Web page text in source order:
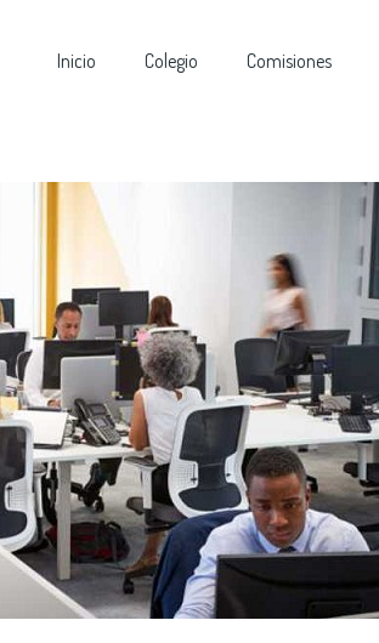
Inicio Colegio Comisiones